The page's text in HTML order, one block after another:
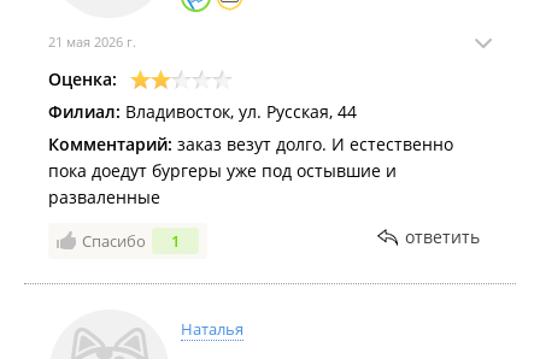
21 мая 2026 г.
Оценка:
Филиал: Владивосток, ул. Русская, 44
Комментарий: заказ везут долго. И естественно
пока доедут бургеры уже под остывшие и
разваленные
Спасибо 1 ответить
Наталья